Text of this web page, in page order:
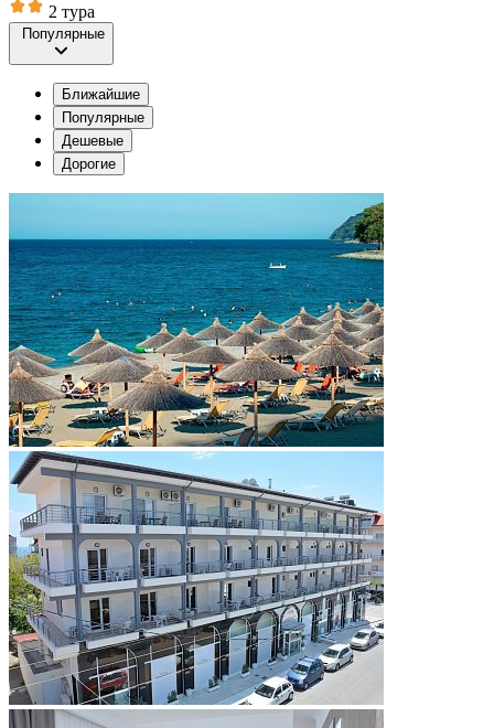
2 тура
Популярные
Ближайшие
Популярные
Дешевые
Дорогие